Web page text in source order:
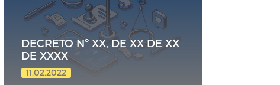
DECRETO Nº XX, DE XX DE XX
DE XXXX
11.02.2022